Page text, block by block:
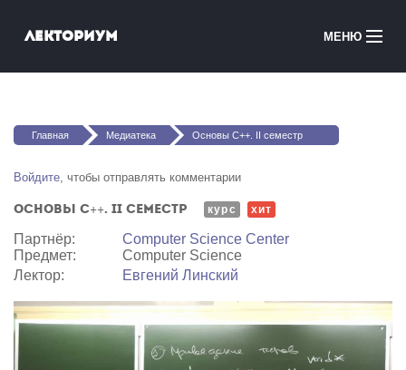
Лекториум МЕНЮ
Медиатека
Вы здесь
Главная Медиатека Основы C++. II семестр
Войдите, чтобы отправлять комментарии
Основы C++. II семестр курс хит
Партнёр:
Computer Science Center
Предмет:
Computer Science
Лектор:
Евгений Линский